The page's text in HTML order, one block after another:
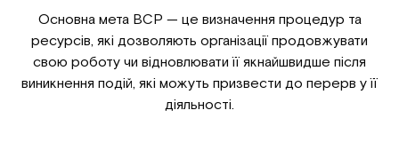
Основна мета BCP — це визначення процедур та
ресурсів, які дозволяють організації продовжувати
свою роботу чи відновлювати її якнайшвидше після
виникнення подій, які можуть призвести до перерв у її
діяльності.